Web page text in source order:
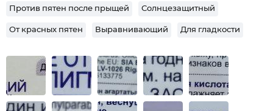
Против пятен после прыщей Солнцезащитный
От красных пятен Выравнивающий Для гладкости